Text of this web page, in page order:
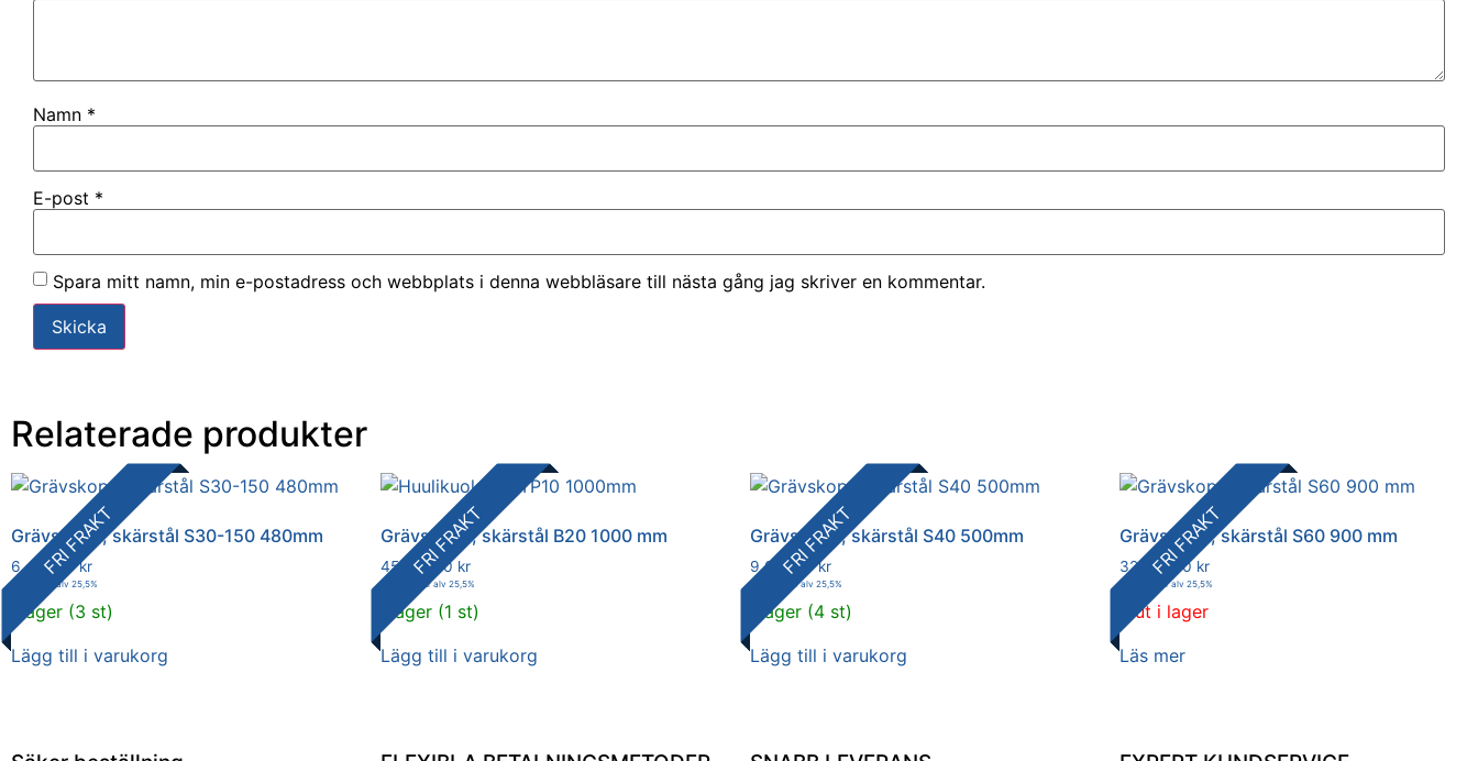
Namn *
E-post *
Spara mitt namn, min e-postadress och webbplats i denna webbläsare till nästa gång jag skriver en kommentar.
Relaterade produkter
FRI FRAKT
Grävskopa, skärstål S30-150 480mm
6 487,00kr
8 141,19 alv 25,5%
I lager (3 st)
Lägg till i varukorg
FRI FRAKT
Grävskopa, skärstål B20 1000 mm
45 487,00 kr
57 086,19 kralv 25,5%
I lager (1 st)
Lägg till i varukorg
FRI FRAKT
Grävskopa, skärstål S40 500mm
9 087,00kr
11 404,19 kralv 25,5%
I lager (4 st)
Lägg till i varukorg
FRI FRAKT
Grävskopa, skärstål S60 900 mm
32 487,00 kr
40 771,19 kralv 25,5%
Slut i lager
Läs mer